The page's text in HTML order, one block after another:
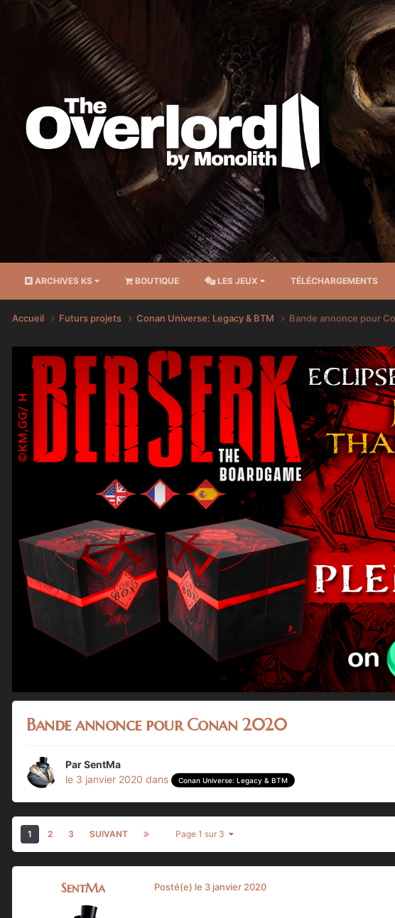
ARCHIVES KS BOUTIQUE LES JEUX TÉLÉCHARGEMENTS
Accueil Futurs projets Conan Universe: Legacy & BTM Bande annonce pour
Bande annonce pour Conan 2020
ParSentMa
le 3 janvier 2020 dans Conan Universe: Legacy & BTM
1 2 3 SUIVANT Page 1 sur 3
SentMa Posté(e) le 3 janvier 2020